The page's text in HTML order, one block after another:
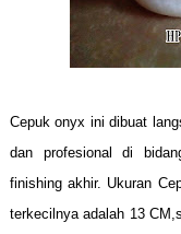
Cepuk onyx ini dibuat
dan profesional di
finishing akhir. Ukuran
terkecilnya adalah 13